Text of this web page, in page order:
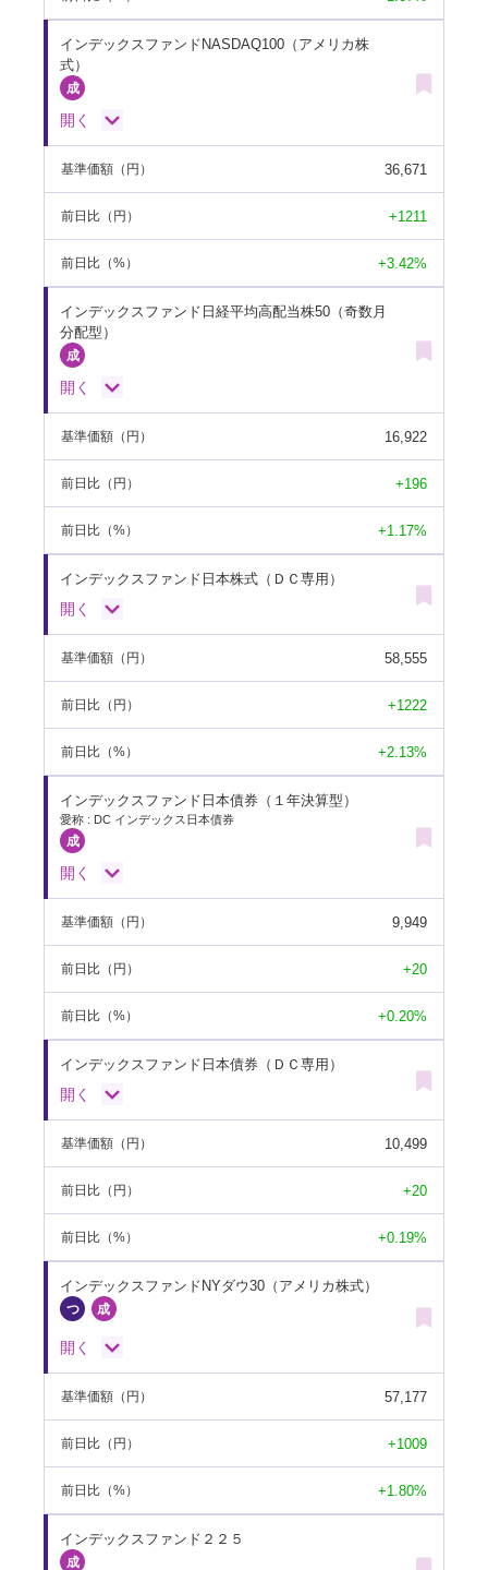
インデックスファンドNASDAQ100（アメリカ株
式）
開く
基準価額 （円） 36,671
前日比 （円） +1211
前日比 （%） +3.42%
インデックスファンド日経平均高配当株50（奇数月
分配型）
開く
基準価額 （円） 16,922
前日比 （円） +196
前日比 （%） +1.17%
インデックスファンド日本株式（ＤＣ専用）
開く
基準価額 （円） 58,555
前日比 （円） +1222
前日比 （%） +2.13%
インデックスファンド日本債券（１年決算型）
愛称 : DC インデックス日本債券
開く
基準価額 （円） 9,949
前日比 （円） +20
前日比 （%） +0.20%
インデックスファンド日本債券（ＤＣ専用）
開く
基準価額 （円） 10,499
前日比 （円） +20
前日比 （%） +0.19%
インデックスファンドNYダウ30（アメリカ株式）
開く
基準価額 （円） 57,177
前日比 （円） +1009
前日比 （%） +1.80%
インデックスファンド２２５